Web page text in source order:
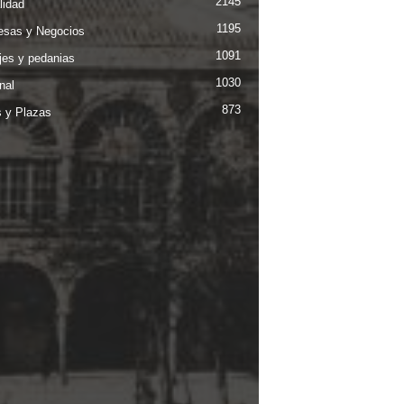
y Negocios 1195
y pedanias 1091
1030
y Plazas 873